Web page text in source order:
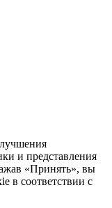
и представления
«Принять», вы
в соответствии с